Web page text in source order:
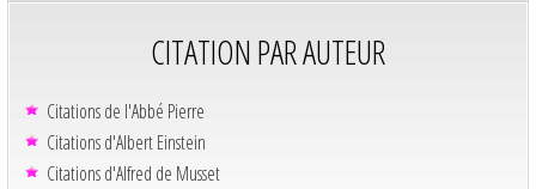
CITATION PAR AUTEUR
Citations de l'Abbé Pierre
Citations d'Albert Einstein
Citations d'Alfred de Musset